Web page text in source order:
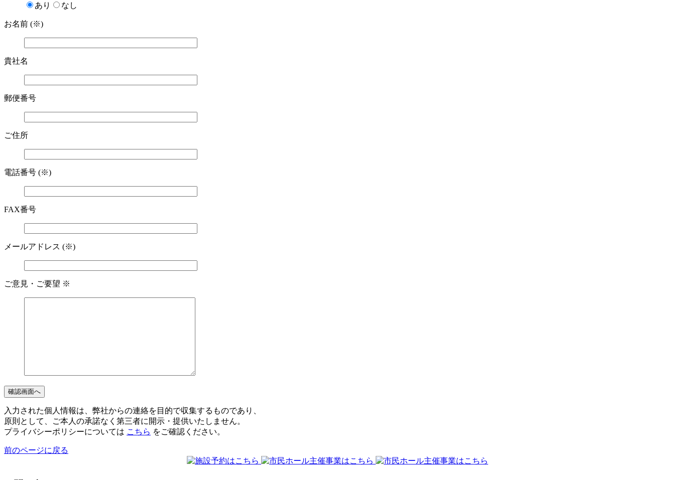
あり なし
お名前 (※)
貴社名
郵便番号
ご住所
電話番号 (※)
FAX番号
メールアドレス (※)
ご意見・ご要望 ※
入力された個人情報は、弊社からの連絡を目的で収集するものであり、
原則として、ご本人の承諾なく第三者に開示・提供いたしません。
プライバシーポリシーについては こちら をご確認ください。
前のページに戻る